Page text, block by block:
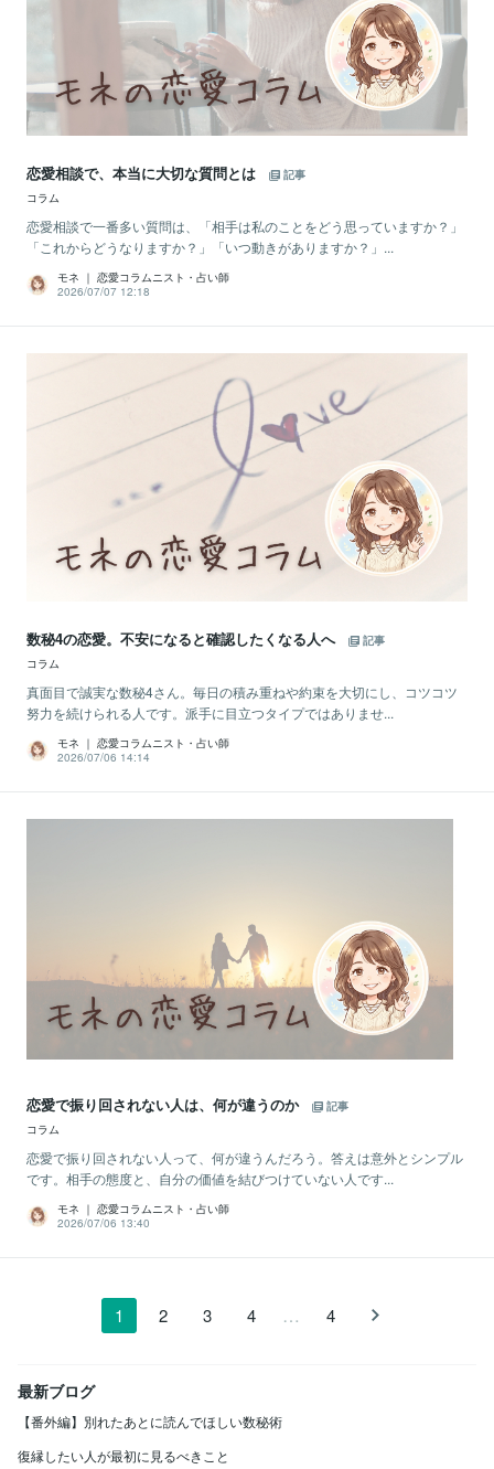
恋愛相談で、本当に大切な質問とは
記事
コラム
恋愛相談で一番多い質問は、「相手は私のことをどう思っていますか？」
「これからどうなりますか？」「いつ動きがありますか？」...
モネ ｜ 恋愛コラムニスト・占い師
2026/07/07 12:18
数秘4の恋愛。不安になると確認したくなる人へ
記事
コラム
真面目で誠実な数秘4さん。毎日の積み重ねや約束を大切にし、コツコツ
努力を続けられる人です。派手に目立つタイプではありませ...
モネ ｜ 恋愛コラムニスト・占い師
2026/07/06 14:14
恋愛で振り回されない人は、何が違うのか
記事
コラム
恋愛で振り回されない人って、何が違うんだろう。答えは意外とシンプル
です。相手の態度と、自分の価値を結びつけていない人です...
モネ ｜ 恋愛コラムニスト・占い師
2026/07/06 13:40
1 2 3 4 … 4
最新ブログ
【番外編】別れたあとに読んでほしい数秘術
復縁したい人が最初に見るべきこと